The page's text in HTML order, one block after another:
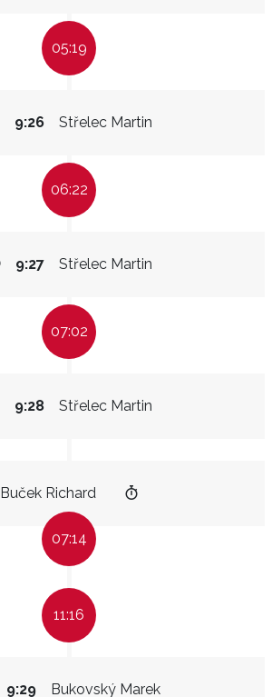
05:19
Střelec Martin
9:26
06:22
Střelec Martin
9:27
07:02
Střelec Martin
9:28
Buček Richard
07:14
11:16
Bukovský Marek
9:29